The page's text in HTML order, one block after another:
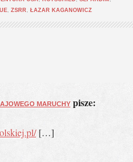
UE, ZSRR , ŁAZAR KAGANOWICZ
MARUCHY pisze:
[…]